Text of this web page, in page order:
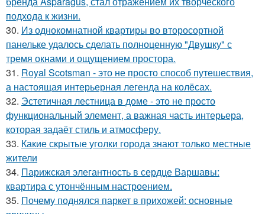
подхода к жизни.
30. Из однокомнатной квартиры во второсортной
панельке удалось сделать полноценную "Двушку" с
тремя окнами и ощущением простора.
31. Royal Scotsman - это не просто способ путешествия,
а настоящая интерьерная легенда на колёсах.
32. Эстетичная лестница в доме - это не просто
функциональный элемент, а важная часть интерьера,
которая задаёт стиль и атмосферу.
33. Какие скрытые уголки города знают только местные
жители
34. Парижская элегантность в сердце Варшавы:
квартира с утончённым настроением.
35. Почему поднялся паркет в прихожей: основные